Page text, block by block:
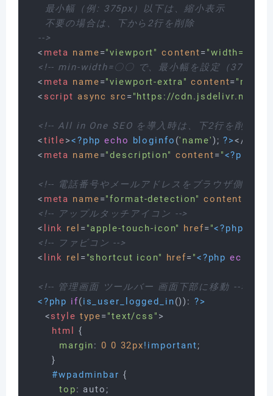
    最小幅（例: 375px）以下は、縮小表示
    不要の場合は、下から2行を削除
  -->
< meta name="viewport" content=
<!-- min-width=〇〇 で、最小幅を設定（375px
< meta name="viewport-extra" content="min-
<script async src="https://cdn.jsdelivr.net/
<!-- All in One SEO を導入時は、下2行を削除 -->
<title><?php echo bloginfo ('name'); ?></
< meta name="description" content="<?php
<!-- 電話番号やメールアドレスをブラウザ側が勝
< meta name="format-detection" content
<!-- アップルタッチアイコン -->
< link rel ="apple-touch-icon" href="<?php
<!-- ファビコン -->
< link rel ="shortcut icon" href="<?php echo
<!-- 管理画面 ツールバー 画面下部に移動 -->
<?php if(is_user_logged_in()): ?>
<style type="text/css" >
html
{
margin: 0 0 32px!important;
      }
#wpadminbar {
top: auto;